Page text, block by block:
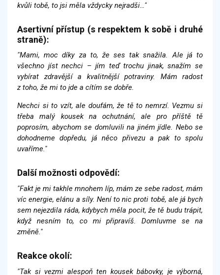
kvůli tobě, to jsi měla vždycky nejradši…"
Asertivní přístup (s respektem k sobě i druhé
straně):
"Mami, moc díky za to, že ses tak snažila. Ale já to
všechno jíst nechci – jím teď trochu jinak, snažím se
vybírat zdravější a kvalitnější potraviny. Mám radost
z toho, že mi to jde a cítím se dobře.
Nechci si to vzít, ale doufám, že tě to nemrzí. Vezmu si
třeba malý kousek na ochutnání, ale pro příště tě
poprosím, abychom se domluvili na jiném jídle. Nebo se
dohodneme dopředu, já něco přivezu a pak to spolu
uvaříme."
Další možnosti odpovědí:
"Fakt je mi takhle mnohem líp, mám ze sebe radost, mám
víc energie, elánu a síly. Není to nic proti tobě, ale já bych
sem nejezdila ráda, kdybych měla pocit, že tě budu trápit,
když nesním to, co mi připravíš. Domluvme se na
změně."
Reakce okolí:
"Tak si vezmi alespoň ten kousek bábovky, je výborná,